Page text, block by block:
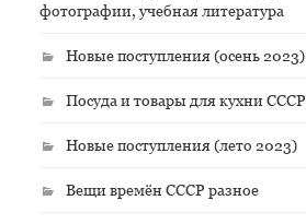
фотографии, учебная литература
Новые поступления (осень 2023)
Посуда и товары для кухни СССР
Новые поступления (лето 2023)
Вещи времён СССР разное